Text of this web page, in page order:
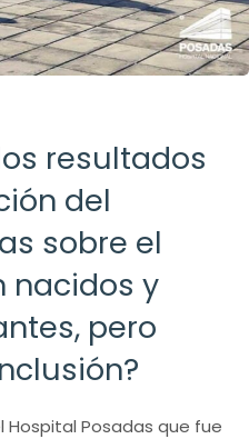
resultados
del
sobre el
nacidos y
pero
Hospital Posadas que fue